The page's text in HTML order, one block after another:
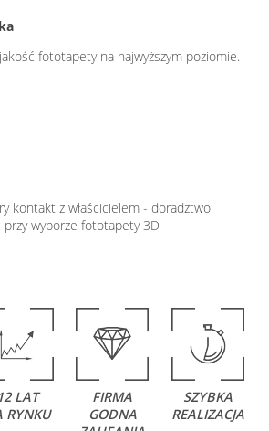
fototapety na najwyższym poziomie.
kontakt z właścicielem - doradztwo
wyborze fototapety 3D
12 LAT
RYNKU
FIRMA
GODNA
SZYBKA
REALIZACJA